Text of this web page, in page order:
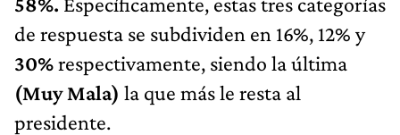
de respuesta se subdividen en 16%, 12% y
30%respectivamente, siendo la última
(Muy Mala) la que más le resta al
presidente.